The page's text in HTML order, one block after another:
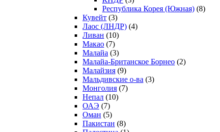
Республика Корея (Южная) (8)
Кувейт (3)
Лаос (ЛНДР) (4)
Ливан (10)
Макао (7)
Малайа (3)
Малайа-Британское Борнео (2)
Малайзия (9)
Мальдивские о-ва (3)
Монголия (7)
Непал (10)
ОАЭ (7)
Оман (5)
Пакистан (8)